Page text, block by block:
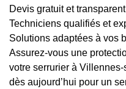
Devis gratuit et transparent
Techniciens qualifiés et
Solutions adaptées à vos
Assurez-vous une
votre serrurier à
dès aujourd’hui pour un